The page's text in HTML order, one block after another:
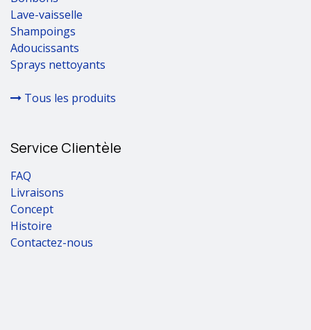
Lave-vaisselle
Shampoings
Adoucissants
Sprays nettoyants
Tous les produits
Service Clientèle
FAQ
Livraisons
Concept
Histoire
Contactez-nous